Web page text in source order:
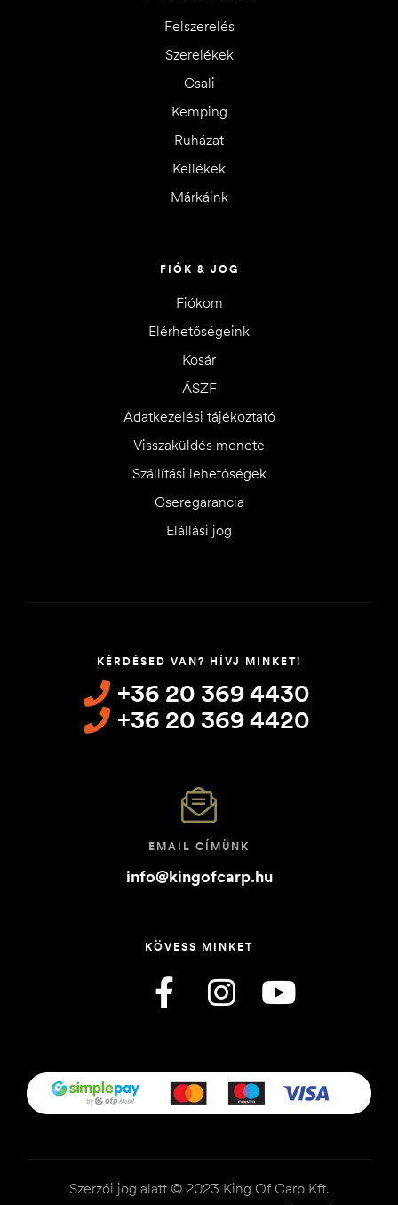
Felszerelés
Szerelékek
Csali
Kemping
Ruházat
Kellékek
Márkáink
FIÓK & JOG
Fiókom
Elérhetőségeink
Kosár
ÁSZF
Adatkezelési tájékoztató
Visszaküldés menete
Szállítási lehetőségek
Cseregarancia
Elállási jog
KÉRDÉSED VAN? HÍVJ MINKET!
+36 20 369 4430
+36 20 369 4420
EMAIL CÍMÜNK
info@kingofcarp.hu
KÖVESS MINKET
Szerzői jog alatt © 2023 King Of Carp Kft.